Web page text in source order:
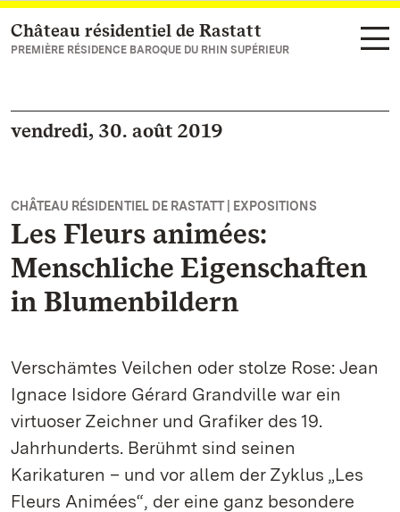
Vers la page d’accueil
Château résidentiel de Rastatt
PREMIÈRE RÉSIDENCE BAROQUE DU RHIN SUPÉRIEUR
vendredi, 30. août 2019
CHÂTEAU RÉSIDENTIEL DE RASTATT | EXPOSITIONS
Les Fleurs animées:
Menschliche Eigenschaften
in Blumenbildern
Verschämtes Veilchen oder stolze Rose: Jean
Ignace Isidore Gérard Grandville war ein
virtuoser Zeichner und Grafiker des 19.
Jahrhunderts. Berühmt sind seinen
Karikaturen – und vor allem der Zyklus „Les
Fleurs Animées“, der eine ganz besondere